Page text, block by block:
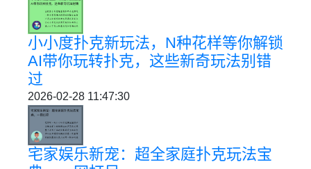
小小度扑克新玩法，N种花样等你解锁
AI带你玩转扑克，这些新奇玩法别错
过
2026-02-28 11:47:30
宅家娱乐新宠：超全家庭扑克玩法宝